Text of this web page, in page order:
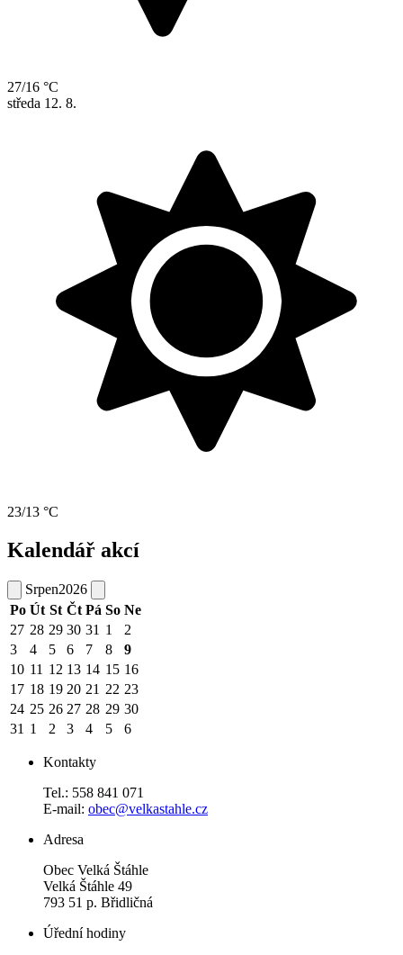
27/16 °C
středa 12. 8.
23/13 °C
Kalendář akcí
Srpen2026
Po Út St Čt Pá So Ne
27 28 29 30 31 1
2
3
4 5 6 7 8
9
10 11 12 13 14 15 16
17 18 19 20 21 22 23
24 25 26 27 28 29 30
31 1 2 3 4 5 6
Kontakty
Tel.: 558 841 071
E-mail: obec@velkastahle.cz
Adresa
Obec Velká Štáhle
Velká Štáhle 49
793 51 p. Břidličná
Úřední hodiny